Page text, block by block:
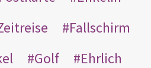
Fallschirm
Golf
Ehrlich